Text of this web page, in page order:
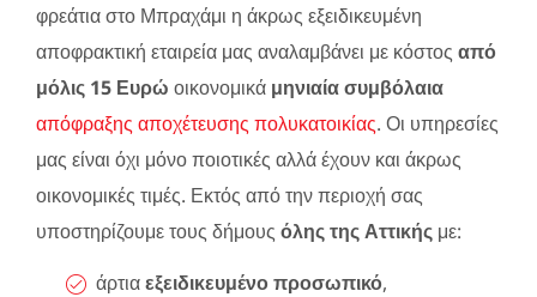
φρεάτια στο Μπραχάμι η άκρως εξειδικευμένη
αποφρακτική εταιρεία μας αναλαμβάνει με κόστος από
μόλις 15 Ευρώ οικονομικά μηνιαία συμβόλαια
απόφραξης αποχέτευσης πολυκατοικίας. Οι υπηρεσίες
μας είναι όχι μόνο ποιοτικές αλλά έχουν και άκρως
οικονομικές τιμές. Εκτός από την περιοχή σας
υποστηρίζουμε τους δήμους όλης της Αττικής με:
άρτιαεξειδικευμένο προσωπικό,